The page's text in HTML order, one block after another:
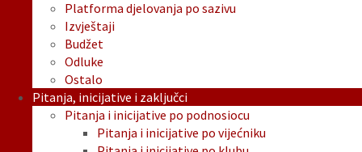
Platforma djelovanja po sazivu
Izvještaji
Budžet
Odluke
Ostalo
Pitanja, inicijative i zaključci
Pitanja i inicijative po podnosiocu
Pitanja i inicijative po vijećniku